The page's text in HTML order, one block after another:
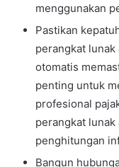
menggunakan
Pastikan
perangkat
otomatis
penting untuk
profesional
perangkat
penghitungan
Bangun